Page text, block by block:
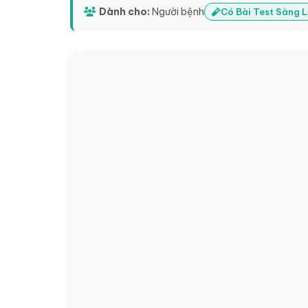
Dành cho: Người bệnh Có Bài Test Sàng